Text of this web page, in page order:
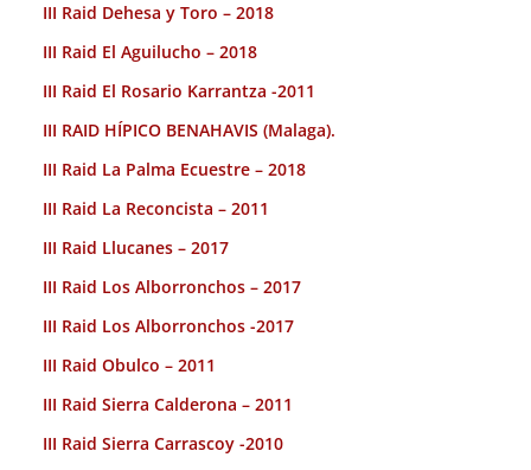
III Raid Dehesa y Toro – 2018
III Raid El Aguilucho – 2018
III Raid El Rosario Karrantza -2011
III RAID HÍPICO BENAHAVIS (Malaga).
III Raid La Palma Ecuestre – 2018
III Raid La Reconcista – 2011
III Raid Llucanes – 2017
III Raid Los Alborronchos – 2017
III Raid Los Alborronchos -2017
III Raid Obulco – 2011
III Raid Sierra Calderona – 2011
III Raid Sierra Carrascoy -2010